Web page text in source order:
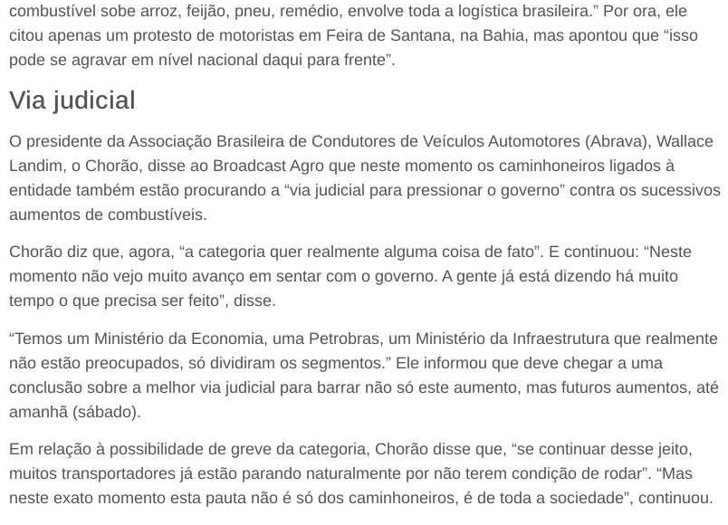
combustível sobe arroz, feijão, pneu, remédio, envolve toda a logística brasileira.” Por ora, ele
citou apenas um protesto de motoristas em Feira de Santana, na Bahia, mas apontou que “isso
pode se agravar em nível nacional daqui para frente”.
Via judicial
O presidente da Associação Brasileira de Condutores de Veículos Automotores (Abrava), Wallace
Landim, o Chorão, disse ao Broadcast Agro que neste momento os caminhoneiros ligados à
entidade também estão procurando a “via judicial para pressionar o governo” contra os sucessivos
aumentos de combustíveis.
Chorão diz que, agora, “a categoria quer realmente alguma coisa de fato”. E continuou: “Neste
momento não vejo muito avanço em sentar com o governo. A gente já está dizendo há muito
tempo o que precisa ser feito”, disse.
“Temos um Ministério da Economia, uma Petrobras, um Ministério da Infraestrutura que realmente
não estão preocupados, só dividiram os segmentos.” Ele informou que deve chegar a uma
conclusão sobre a melhor via judicial para barrar não só este aumento, mas futuros aumentos, até
amanhã (sábado).
Em relação à possibilidade de greve da categoria, Chorão disse que, “se continuar desse jeito,
muitos transportadores já estão parando naturalmente por não terem condição de rodar”. “Mas
neste exato momento esta pauta não é só dos caminhoneiros, é de toda a sociedade”, continuou.